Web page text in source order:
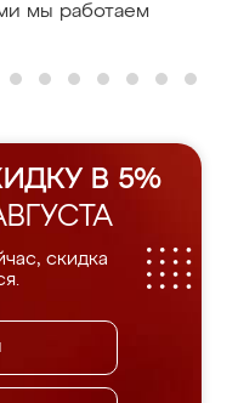
мы работаем
В 5%
скидка